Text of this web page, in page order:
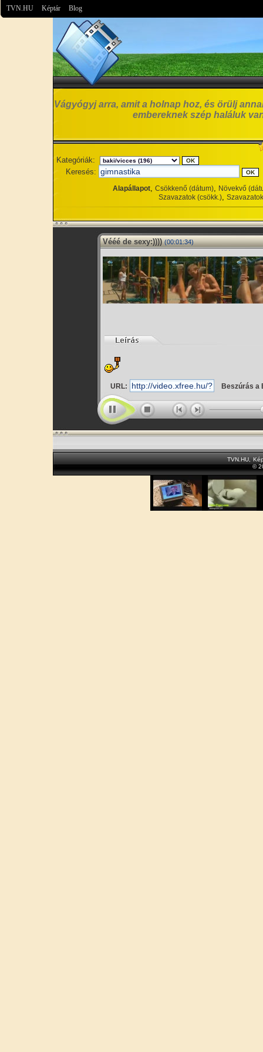
TVN.HU Képtár Blog
Vágyógyj arra, amit a holnap hoz, és örülj
embereknek szép haláluk
Kategóriák:
Keresés:
Alapállapot, Csökkenő (dátum), Növekvő
Szavazatok (csökk.),
Vééé de sexy:)))) (00:01:34)
URL: Beszúrás a
TVN.HU
©